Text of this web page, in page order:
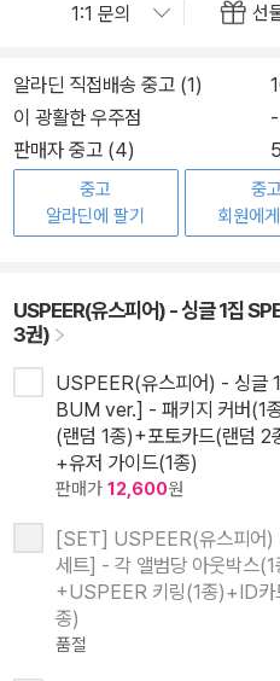
선
알라딘 직접배송 중고 (1)
이 광활한 우주점
-
판매자 중고 (4)
중고
알라딘에 팔기
중
회원에
USPEER(유스피어) - 싱글 1집
3권)
USPEER(유스피어) - 싱글
BUM ver.] - 패키지 커버(1
(랜덤 1종)+포토카드(랜덤
+유저 가이드(1종)
판매가 12,600원
[SET] USPEER(유스피어
세트] - 각 앨범당 아웃박스
+USPEER 키링(1종)+ID카
종)
품절